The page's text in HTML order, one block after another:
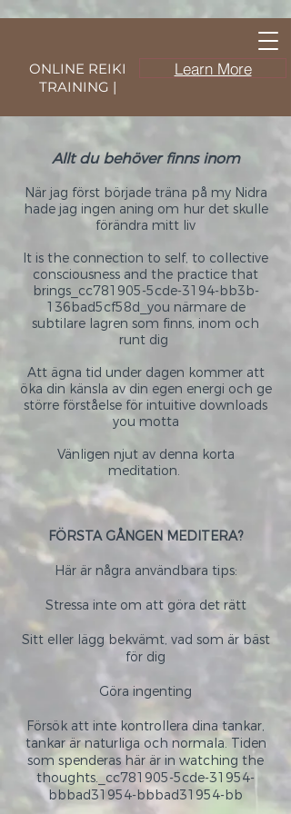
ONLINE REIKI
TRAINING |
Learn More
Allt du behöver finns inom
När jag först började träna på my Nidra
hade jag ingen aning om hur det skulle
förändra mitt liv
It is the connection to self, to collective
consciousness and the practice that
brings_cc781905-5cde-3194-bb3b-
136bad5cf58d_you närmare de
subtilare lagren som finns, inom och
runt dig
Att ägna tid under dagen kommer att
öka din känsla av din egen energi och ge
större förståelse för intuitive downloads
you motta
Vänligen njut av denna korta
meditation.
FÖRSTA GÅNGEN MEDITERA?
Här är några användbara tips:
Stressa inte om att göra det rätt
Sitt eller lägg bekvämt, vad som är bäst
för dig
Göra ingenting
Försök att inte kontrollera dina tankar,
tankar är naturliga och normala. Tiden
som spenderas här är in watching the
thoughts._cc781905-5cde-31954-
bbbad31954-bbbad31954-bb